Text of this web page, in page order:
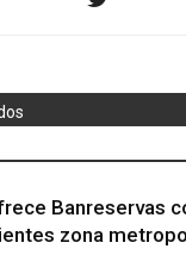
Banreservas
zona